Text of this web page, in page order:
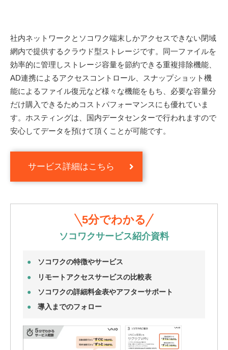
社内ネットワークとソコワク端末しかアクセスできない閉域
網内で提供するクラウド型ストレージです。同一ファイルを
効率的に管理しストレージ容量を節約できる重複排除機能、
AD連携によるアクセスコントロール、スナップショット機
能によるファイル復元など様々な機能をもち、必要な容量分
だけ購入できるためコストパフォーマンスにも優れていま
す。ホスティングは、国内データセンターで行われますので
安心してデータを預けて頂くことが可能です。
サービス詳細はこちら
5分でわかる
ソコワクサービス紹介資料
ソコワクの特徴やサービス
リモートアクセスサービスの比較表
ソコワクの詳細料金表やアフターサポート
導入までのフォロー